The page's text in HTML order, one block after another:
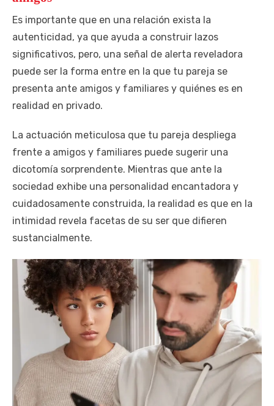
Es importante que en una relación exista la
autenticidad, ya que ayuda a construir lazos
significativos, pero, una señal de alerta reveladora
puede ser la forma entre en la que tu pareja se
presenta ante amigos y familiares y quiénes es en
realidad en privado.
La actuación meticulosa que tu pareja despliega
frente a amigos y familiares puede sugerir una
dicotomía sorprendente. Mientras que ante la
sociedad exhibe una personalidad encantadora y
cuidadosamente construida, la realidad es que en la
intimidad revela facetas de su ser que difieren
sustancialmente.